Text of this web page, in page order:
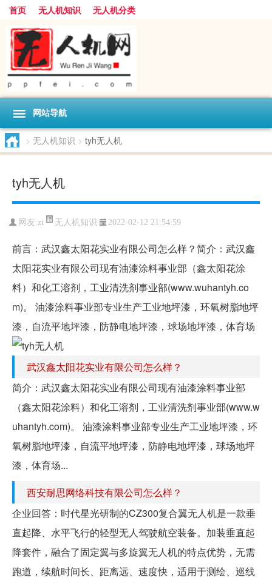
首页 无人机知识 无人机分类
网站导航
> 无人机知识 > tyh无人机
tyh无人机
网友:zt 无人机知识 2022-02-12 21:54:59
前言：武汉鑫太阳花实业有限公司怎么样？简介：武汉鑫
太阳花实业有限公司现有油漆涂料事业部（鑫太阳花涂
料）和化工溶剂，工业清洗剂事业部(www.wuhantyh.co
m)。 油漆涂料事业部专业生产工业地坪漆，环氧树脂地坪
漆，自流平地坪漆，防静电地坪漆，球场地坪漆，体育场
武汉鑫太阳花实业有限公司怎么样？
简介：武汉鑫太阳花实业有限公司现有油漆涂料事业部
（鑫太阳花涂料）和化工溶剂，工业清洗剂事业部(www.w
uhantyh.com)。 油漆涂料事业部专业生产工业地坪漆，环
氧树脂地坪漆，自流平地坪漆，防静电地坪漆，球场地坪
漆，体育场...
西安耐思网络科技有限公司怎么样？
企业回答：时代星光研制的CZ300复合翼无人机是一款垂
直起降、水平飞行的轻型无人驾驶航空装备。加装垂直起
降套件，融合了固定翼与多旋翼无人机的特点优势，无需
跑道，续航时间长、距离远、速度快，适用于测绘、巡线